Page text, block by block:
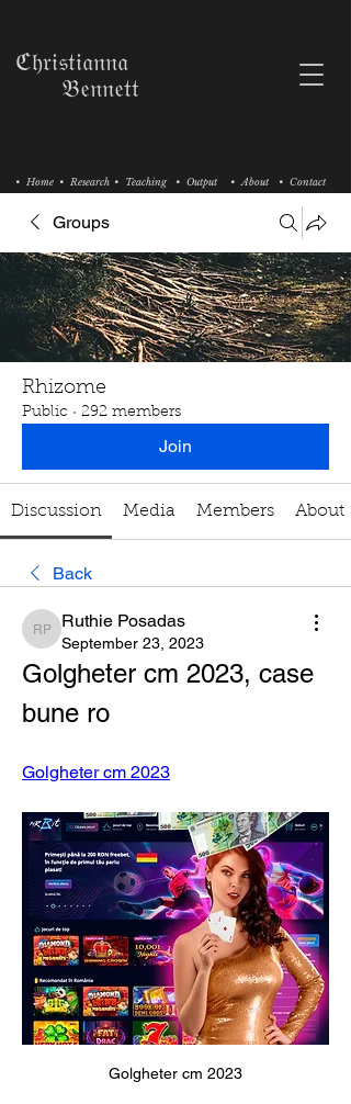
• Research • Teaching
• Home • Output • About • Contact
ℭ𝔥𝔯𝔦𝔰𝔱𝔦𝔞𝔫𝔫𝔞
𝔅𝔢𝔫𝔫𝔢𝔱𝔱
Groups
Rhizome
Public · 292 members
Join
Discussion Media Members About
Back
Ruthie Posadas
Ruthie Posadas
September 23, 2023
Golgheter cm 2023, case
bune ro
Golgheter cm 2023
Golgheter cm 2023